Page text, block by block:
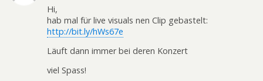
Hi,
hab mal für live visuals nen Clip gebastelt:
http://bit.ly/hWs67e
Läuft dann immer bei deren Konzert
viel Spass!